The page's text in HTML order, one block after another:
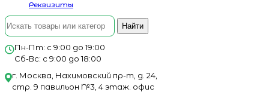
Реквизиты
Найти
Пн-Пт: с 9:00 до 19:00
Сб-Вс: с 9:00 до 18:00
г. Москва, Нахимовский пр-т, д. 24,
стр. 9 павильон №3, 4 этаж. офис